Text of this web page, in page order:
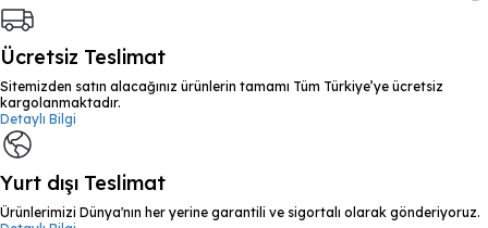
Ücretsiz Teslimat
Sitemizden satın alacağınız ürünlerin tamamı Tüm Türkiye’ye ücretsiz
kargolanmaktadır.
Detaylı Bilgi
Yurt dışı Teslimat
Ürünlerimizi Dünya'nın her yerine garantili ve sigortalı olarak gönderiyoruz.